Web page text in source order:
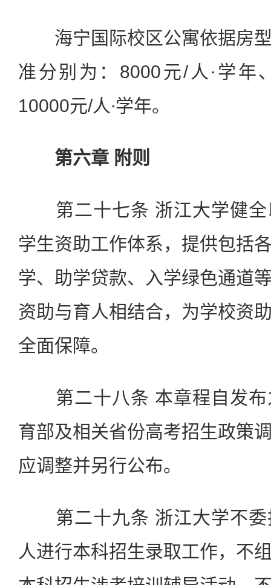
海宁国际校区公寓依据房型
准分别为：8000元/人∙学年
10000元/人∙学年。
第六章 附则
第二十七条 浙江大学健全
学生资助工作体系，提供包括
学、助学贷款、入学绿色通道
资助与育人相结合，为学校资
全面保障。
第二十八条 本章程自发布
育部及相关省份高考招生政策
应调整并另行公布。
第二十九条 浙江大学不委
人进行本科招生录取工作，不